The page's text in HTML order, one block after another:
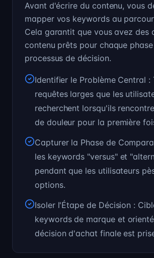
Avant d'écrire du contenu, vous
mapper vos keywords au
Cela garantit que vous avez des
contenu prêts pour chaque
processus de décision.
Identifier le Problème Central :
requêtes larges que les
recherchent lorsqu'ils
de douleur pour la première
Capturer la Phase de
les keywords "versus" et
pendant que les utilisateurs
options.
Isoler l'Étape de Décision :
keywords de marque et
décision d'achat finale est